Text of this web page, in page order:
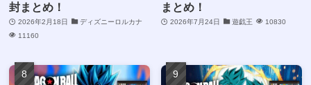
封まとめ！
2026年2月18日
ディズニーロルカナ
11160
まとめ！
2026年7月24日 遊戯王 10830